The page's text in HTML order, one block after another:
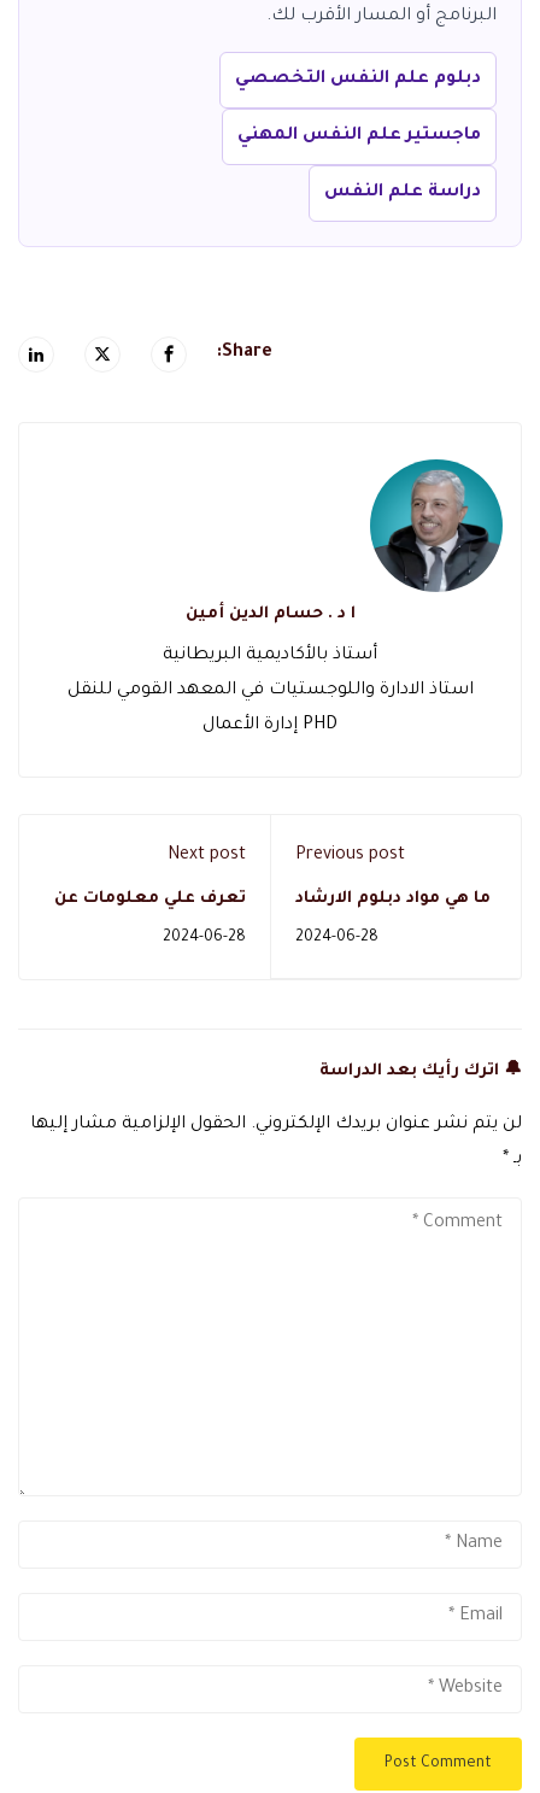
البرنامج أو المسار الأقرب لك.
دبلوم علم النفس التخصصي
ماجستير علم النفس المهني
دراسة علم النفس
Share:
ا د . حسام الدين أمين
أستاذ بالأكاديمية البريطانية
PHD إدارة الأعمال
Previous post
ما هي مواد دبلوم الارشاد
الاسري وكيفية دراسته
2024-06-28
Next post
تعرف علي معلومات عن
مسار ادارة الاعمال مثل
2024-06-28
🔔 اترك رأيك بعد الدراسة
لن يتم نشر عنوان بريدك الإلكتروني. الحقول الإلزامية مشار إليها
بـ *